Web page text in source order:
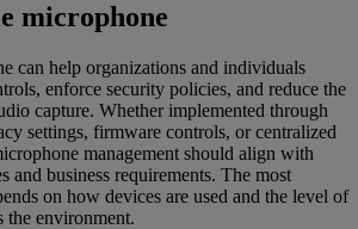
microphone
can help organizations and individuals
enforce security policies, and reduce the
capture. Whether implemented through
settings, firmware controls, or centralized
management should align with
and business requirements. The most
on how devices are used and the level of
the environment.